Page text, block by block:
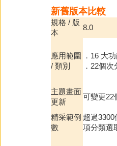
新舊版本比較
規格 / 版
本
8.0
應用範圍
/ 類別
．16 大
．22個
主題畫面
更新
可變更22
精采範例
數
超過
項分類選